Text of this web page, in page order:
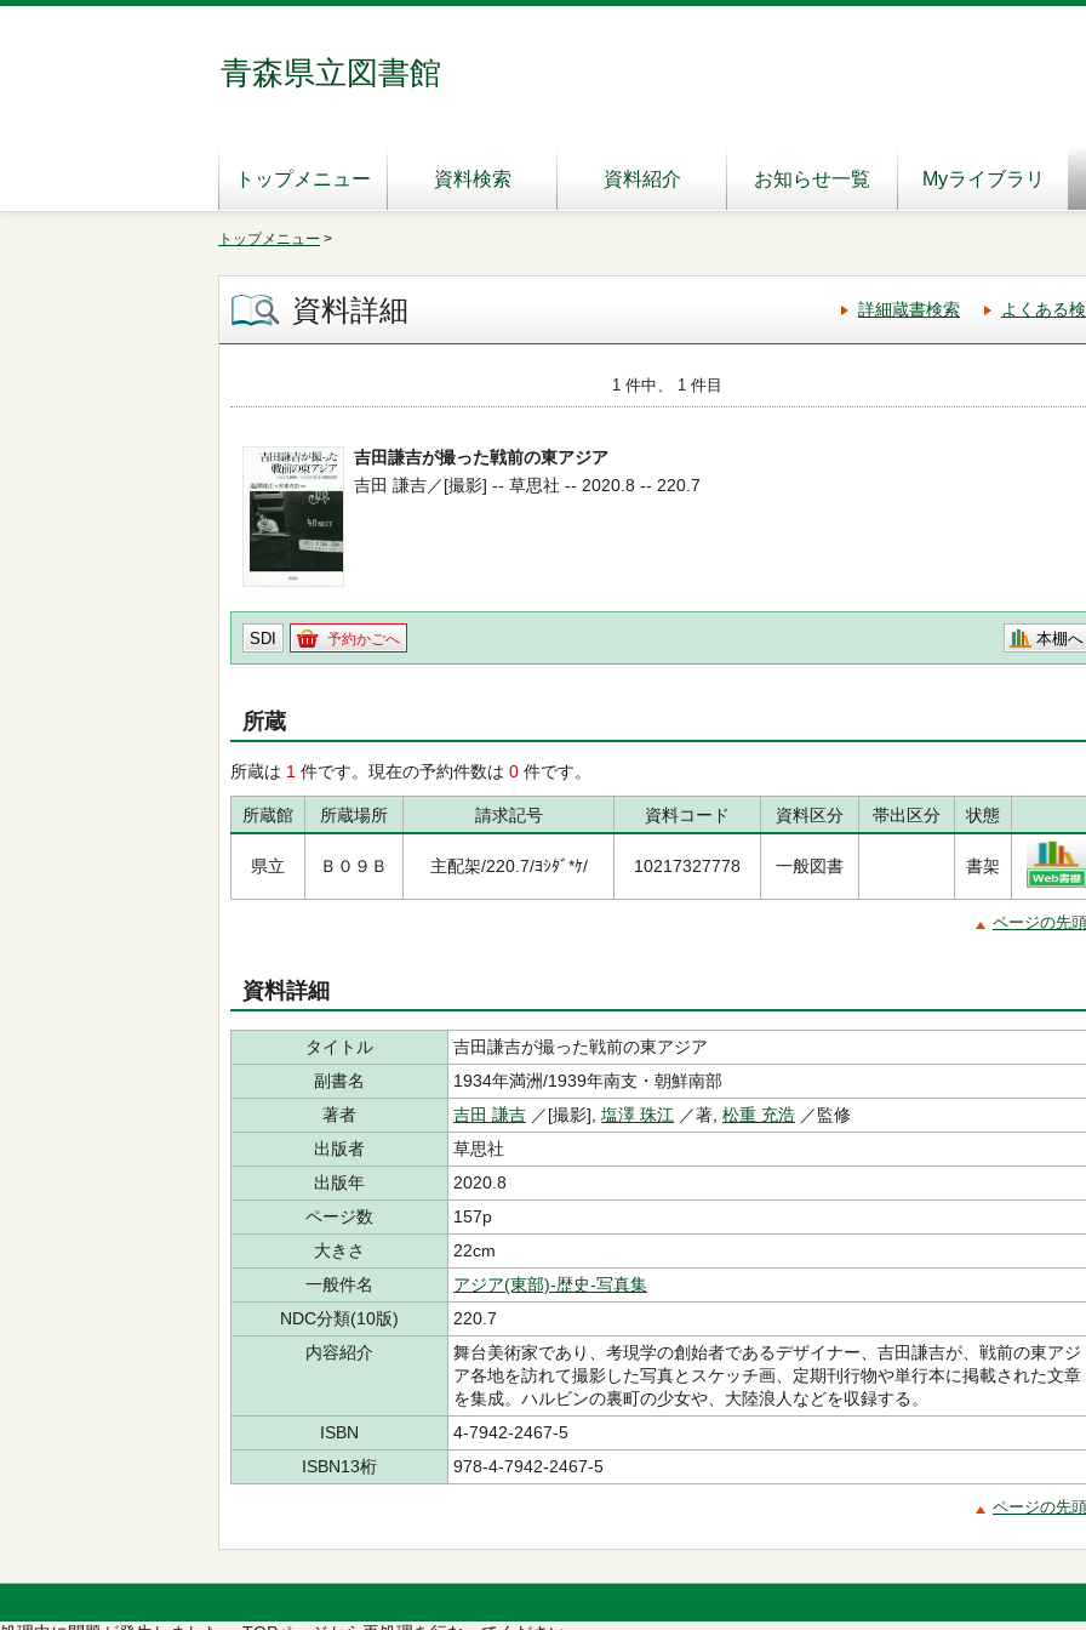
青森県立図書館
トップメニュー 資料検索 資料紹介 お知らせ一覧 Myライブラリ
トップメニュー >
資料詳細 詳細蔵書検索 よくある
1 件中、 1 件目
吉田謙吉が撮った戦前の東アジア
吉田 謙吉／[撮影] -- 草思社 -- 2020.8 -- 220.7
SDI 予約かごへ 本棚へ
所蔵
所蔵は 1 件です。現在の予約件数は 0 件です。
所蔵館 所蔵場所 請求記号 資料コード 資料区分 帯出区分 状態
県立 Ｂ０９Ｂ 主配架/220.7/ﾖｼﾀﾞ*ｹ/ 10217327778 一般図書 書架
ページの先
資料詳細
タイトル
吉田謙吉が撮った戦前の東アジア
副書名
1934年満洲/1939年南支・朝鮮南部
著者
吉田 謙吉 ／[撮影], 塩澤 珠江 ／著, 松重 充浩 ／監修
出版者
草思社
出版年
2020.8
ページ数
157p
大きさ
22cm
一般件名
アジア(東部)-歴史-写真集
NDC分類(10版)
220.7
内容紹介
舞台美術家であり、考現学の創始者であるデザイナー、吉田謙吉が、戦前の東アジ
ア各地を訪れて撮影した写真とスケッチ画、定期刊行物や単行本に掲載された文章
を集成。ハルビンの裏町の少女や、大陸浪人などを収録する。
ISBN
4-7942-2467-5
ISBN13桁
978-4-7942-2467-5
ページの先